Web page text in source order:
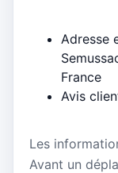
Adresse
France
Avis
Les
Avant un